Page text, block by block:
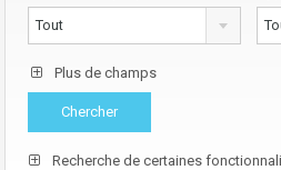
Tout
Plus de champs
Recherche de certaines